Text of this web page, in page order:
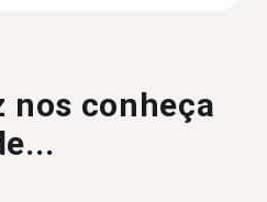
nos conheça